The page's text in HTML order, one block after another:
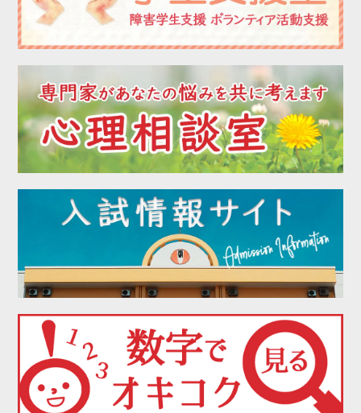
2022年08月
2022年05月
2022年04月
2022年03月
2022年02月
2021年12月
2021年09月
2021年07月
2021年06月
2021年05月
2021年04月